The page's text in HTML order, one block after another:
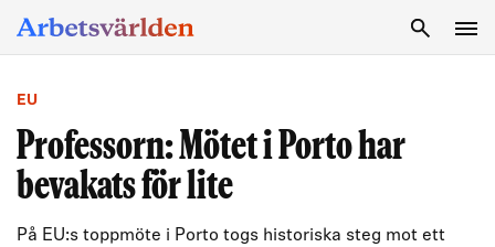
EU
Professorn: Mötet i Porto har
bevakats för lite
På EU:s toppmöte i Porto togs historiska steg mot ett